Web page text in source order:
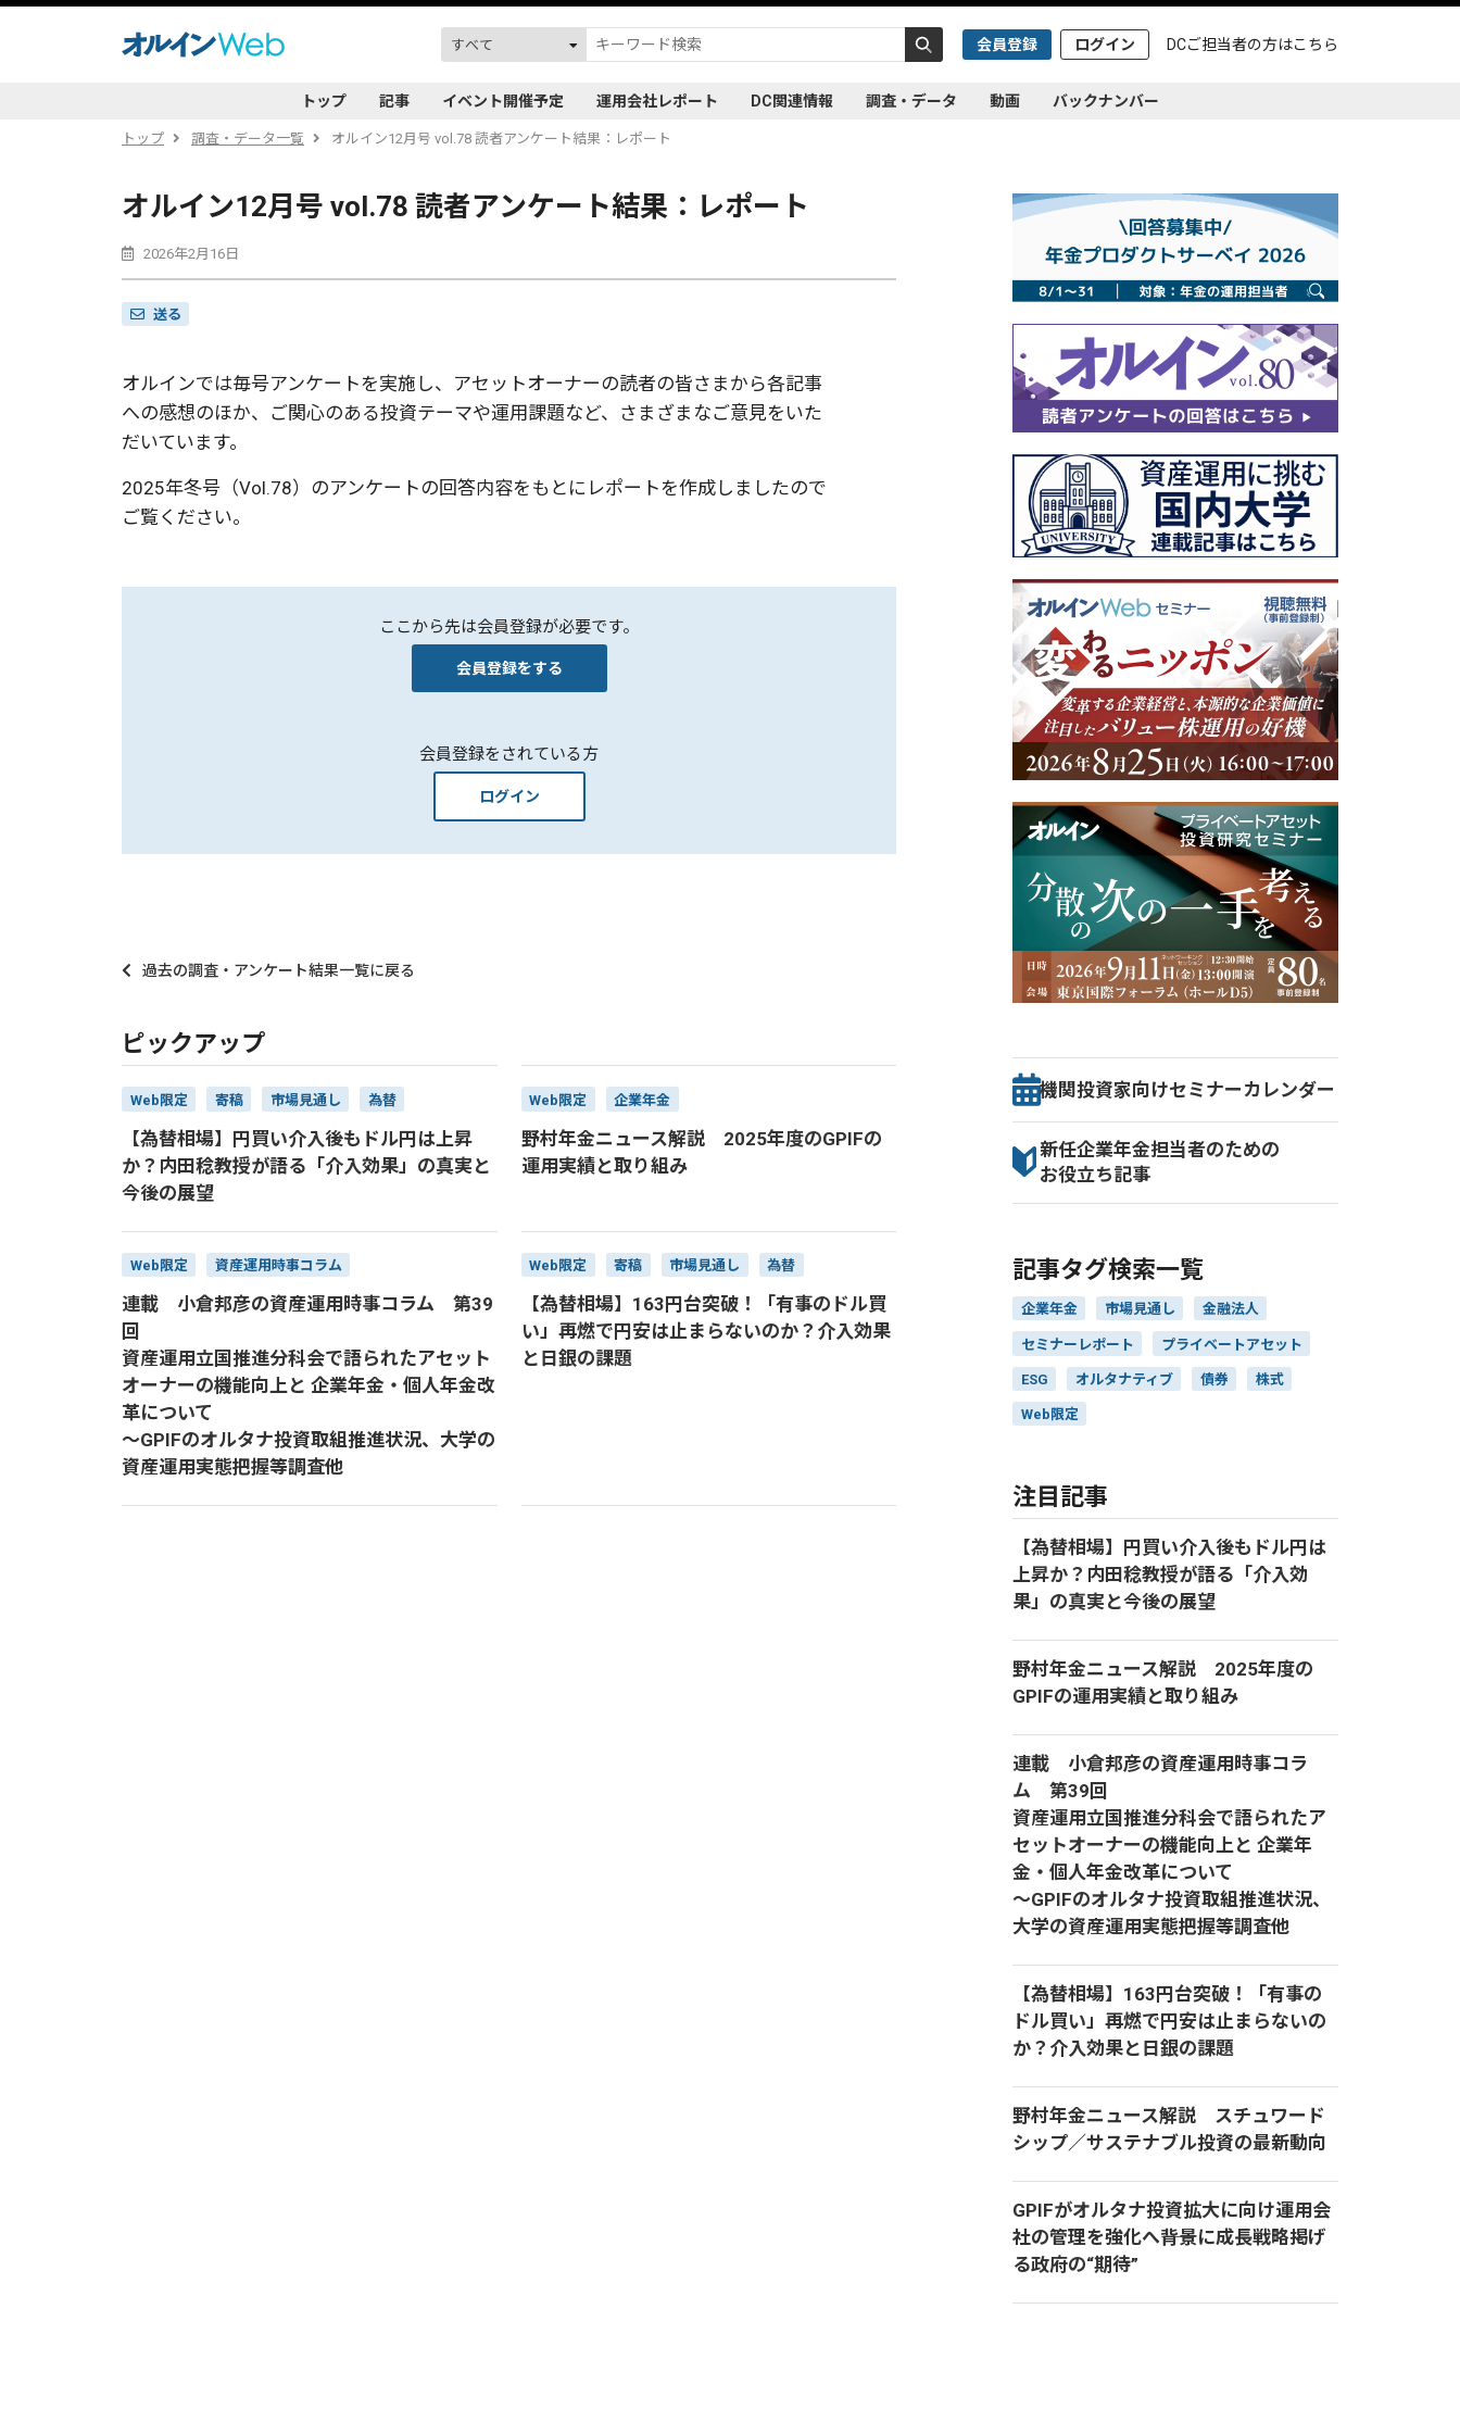
会員登録 ログイン DCご担当者の方はこちら
トップ 記事 イベント開催予定 運用会社レポート DC関連情報 調査・データ 動画 バックナンバー
トップ 調査・データ一覧 オルイン12月号 vol.78 読者アンケート結果：レポート
オルイン12月号 vol.78 読者アンケート結果：レポート
2026年2月16日
送る
オルインでは毎号アンケートを実施し、アセットオーナーの読者の皆さまから各記事
への感想のほか、ご関心のある投資テーマや運用課題など、さまざまなご意見をいた
だいています。
2025年冬号（Vol.78）のアンケートの回答内容をもとにレポートを作成しましたので
ご覧ください。
ここから先は会員登録が必要です。
会員登録をする
会員登録をされている方
ログイン
過去の調査・アンケート結果一覧に戻る
ピックアップ
Web限定 寄稿 市場見通し 為替
【為替相場】円買い介入後もドル円は上昇
か？内田稔教授が語る「介入効果」の真実と
今後の展望
Web限定 企業年金
野村年金ニュース解説 2025年度のGPIFの
運用実績と取り組み
Web限定 資産運用時事コラム
連載 小倉邦彦の資産運用時事コラム 第39
回
資産運用立国推進分科会で語られたアセット
オーナーの機能向上と 企業年金・個人年金改
革について
～GPIFのオルタナ投資取組推進状況、大学の
資産運用実態把握等調査他
Web限定 寄稿 市場見通し 為替
【為替相場】163円台突破！「有事のドル買
い」再燃で円安は止まらないのか？介入効果
と日銀の課題
機関投資家向けセミナー カレンダー
新任企業年金担当者のための
お役立ち記事
記事タグ検索一覧
企業年金 市場見通し 金融法人
セミナーレポート プライベートアセット
ESG オルタナティブ 債券 株式
Web限定
注目記事
【為替相場】円買い介入後もドル円は
上昇か？内田稔教授が語る「介入効
果」の真実と今後の展望
野村年金ニュース解説 2025年度の
GPIFの運用実績と取り組み
連載 小倉邦彦の資産運用時事コラ
ム 第39回
資産運用立国推進分科会で語られたア
セットオーナーの機能向上と 企業年
金・個人年金改革について
～GPIFのオルタナ投資取組推進状況、
大学の資産運用実態把握等調査他
【為替相場】163円台突破！「有事の
ドル買い」再燃で円安は止まらないの
か？介入効果と日銀の課題
野村年金ニュース解説 スチュワード
シップ／サステナブル投資の最新動向
GPIFがオルタナ投資拡大に向け運用会
社の管理を強化へ――背景に成長戦略掲げ
る政府の“期待”